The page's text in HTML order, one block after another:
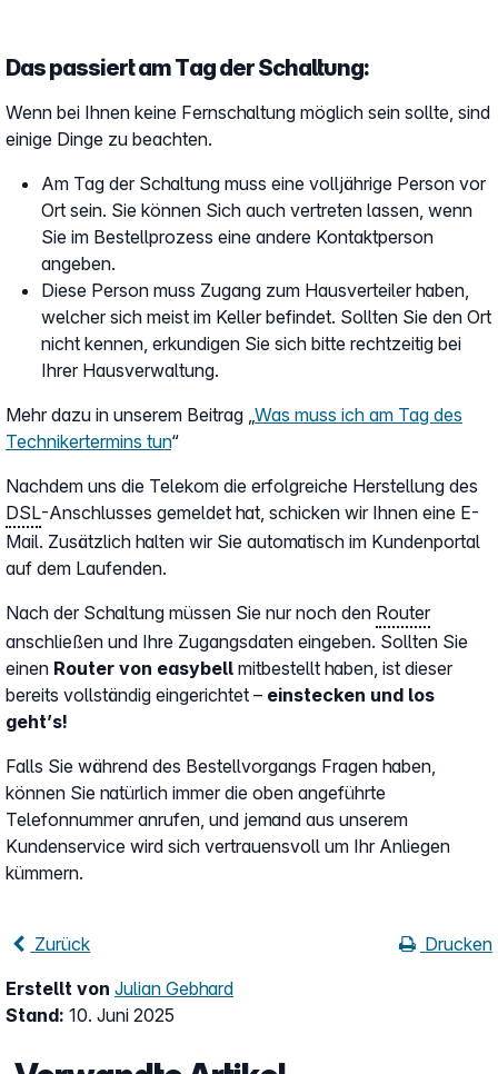
Das passiert am Tag der Schaltung:
Wenn bei Ihnen keine Fernschaltung möglich sein sollte, sind
einige Dinge zu beachten.
Am Tag der Schaltung muss eine volljährige Person vor
Ort sein. Sie können Sich auch vertreten lassen, wenn
Sie im Bestellprozess eine andere Kontaktperson
angeben.
Diese Person muss Zugang zum Hausverteiler haben,
welcher sich meist im Keller befindet. Sollten Sie den Ort
nicht kennen, erkundigen Sie sich bitte rechtzeitig bei
Ihrer Hausverwaltung.
Mehr dazu in unserem Beitrag „Was muss ich am Tag des
Technikertermins tun“
Nachdem uns die Telekom die erfolgreiche Herstellung des
DSL-Anschlusses gemeldet hat, schicken wir Ihnen eine E-
Mail. Zusätzlich halten wir Sie automatisch im Kundenportal
auf dem Laufenden.
Nach der Schaltung müssen Sie nur noch den Router
anschließen und Ihre Zugangsdaten eingeben. Sollten Sie
einen Router von easybell mitbestellt haben, ist dieser
bereits vollständig eingerichtet – einstecken und los
geht’s!
Falls Sie während des Bestellvorgangs Fragen haben,
können Sie natürlich immer die oben angeführte
Telefonnummer anrufen, und jemand aus unserem
Kundenservice wird sich vertrauensvoll um Ihr Anliegen
kümmern.
Zurück
Drucken
Erstellt von Julian Gebhard
Stand: 10. Juni 2025